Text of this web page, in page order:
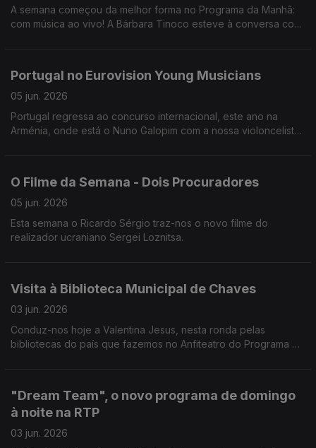
A semana começou da melhor forma no Programa da Manhã:
com música ao vivo! A Bárbara Tinoco esteve à conversa com
Portugal no Eurovision Young Musicians
05 jun. 2026
Portugal regressa ao concurso internacional, este ano na
Arménia, onde está o Nuno Galopim com a nossa violoncelista
O Filme da Semana - Dois Procuradores
05 jun. 2026
Esta semana o Ricardo Sérgio traz-nos o novo filme do
realizador ucraniano Sergei Loznitsa.
Visita à Biblioteca Municipal de Chaves
03 jun. 2026
Conduz-nos hoje a Valentina Jesus, nesta ronda pelas
bibliotecas do país que fazemos no Anfiteatro do Programa da
"Dream Team", o novo programa de domingo
à noite na RTP
03 jun. 2026